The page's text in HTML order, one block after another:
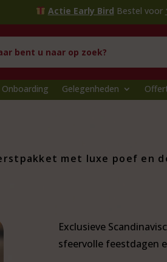
BirdBestel voor1 oktoberen
Onboarding Gelegenheden
met luxe poef en
Exclusieve
sfeervolle feestdagen